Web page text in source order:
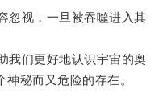
视，一旦被吞噬进入其
们更好地认识宇宙的奥
秘而又危险的存在。